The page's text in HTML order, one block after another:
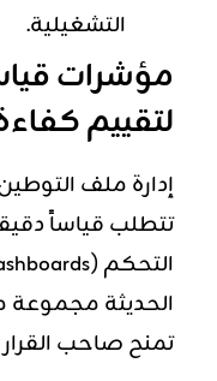
التشغيلية.
لتقييم
إدارة ملف
تتطلب قياساً
الحديثة مجموعة
تمنح صاحب